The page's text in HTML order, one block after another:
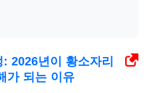
2026년이 황소자리
가 되는 이유